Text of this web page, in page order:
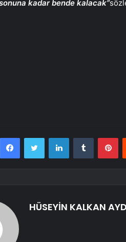
kadar bende kalacak”
FacebookTwitter LinkedInTumblr
HÜSEYİN KALKAN